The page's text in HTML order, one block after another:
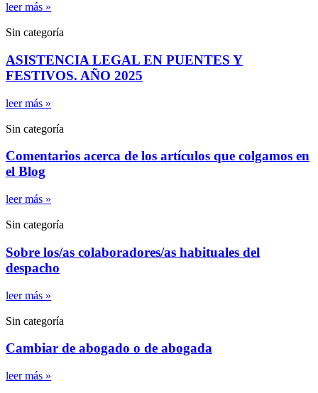
leer más »
Sin categoría
ASISTENCIA LEGAL EN PUENTES Y
FESTIVOS. AÑO 2025
leer más »
Sin categoría
Comentarios acerca de los artículos que colgamos en
el Blog
leer más »
Sin categoría
Sobre los/as colaboradores/as habituales del
despacho
leer más »
Sin categoría
Cambiar de abogado o de abogada
leer más »